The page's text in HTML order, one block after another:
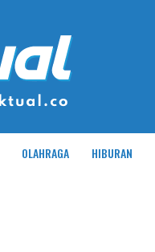
OLAHRAGA HIBURAN